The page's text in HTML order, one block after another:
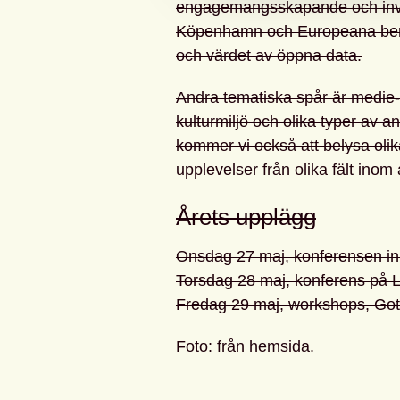
engagemangsskapande och
Köpenhamn och Europeana
och värdet av öppna data.
Andra tematiska spår är
kulturmiljö och olika typer av
kommer vi också att belysa
upplevelser från olika fält
Årets upplägg
Onsdag 27 maj, konferensen
Torsdag 28 maj, konferens på
Fredag 29 maj, workshops,
Foto: från hemsida.